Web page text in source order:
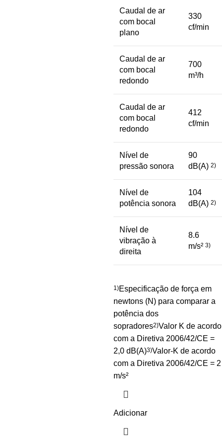
Caudal de ar
com bocal
plano
330
cf/min
Caudal de ar
com bocal
redondo
700
m³/h
Caudal de ar
com bocal
redondo
412
cf/min
Nível de
pressão sonora
90
dB(A) 2)
Nível de
potência sonora
104
dB(A) 2)
Nível de
vibração à
direita
8.6
m/s² 3)
1)Especificação de força em
newtons (N) para comparar a
potência dos
sopradores2)Valor K de acordo
com a Diretiva 2006/42/CE =
2,0 dB(A)3)Valor-K de acordo
com a Diretiva 2006/42/CE = 2
m/s²
Adicionar